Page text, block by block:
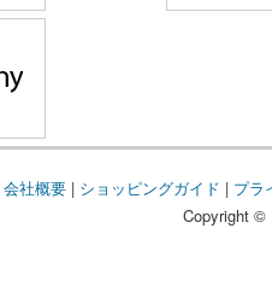
会社概要| ショッピングガイド | プラ
Copyright ©